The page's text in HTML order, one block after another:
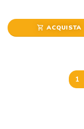
shopping_cart ACQUISTA
1